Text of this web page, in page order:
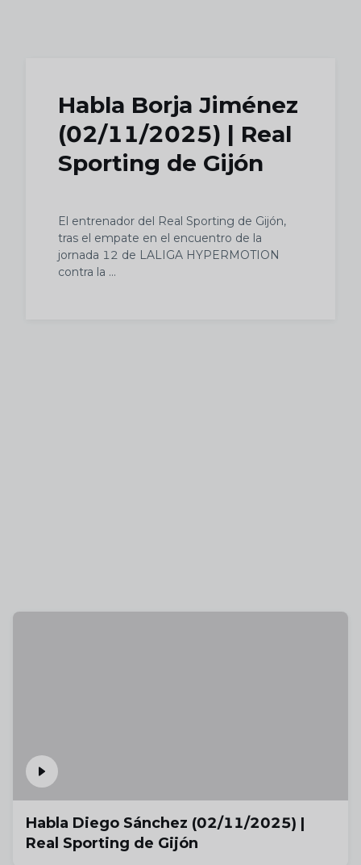
Habla Borja Jiménez
(02/11/2025) | Real
Sporting de Gijón
El entrenador del Real Sporting de Gijón,
tras el empate en el encuentro de la
jornada 12 de LALIGA HYPERMOTION
contra la ...
Habla Diego Sánchez (02/11/2025) |
Real Sporting de Gijón